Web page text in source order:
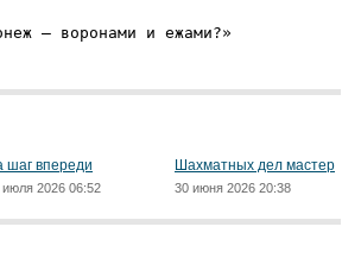
— воронами и ежами?»
шаг впереди
июля 2026 06:52
Шахматных дел мастер
30 июня 2026 20:38